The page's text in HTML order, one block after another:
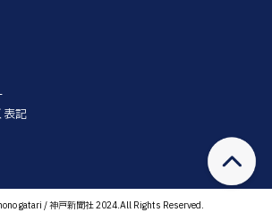
表記
gatari / 神戸新聞社 2024.All Rights Reserved.